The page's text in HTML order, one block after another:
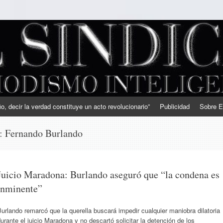
decir la verdad constituye un acto revolucionario” Publicidad Sobre
Fernando Burlando
Maradona: Burlando aseguró que “la condena es
remarcó que la querella buscará impedir cualquier maniobra dilatoria
el juicio Maradona y no descartó solicitar la detención de los